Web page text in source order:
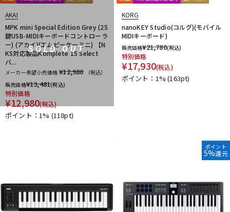
SOLD OUT
AKAI
MPK mini Special Edition Grey (25
鍵USB-MIDIキーボードコントローラ
ー) (アカイ)(エムピーケーミニ) 【N
KS対応製品Komplete 15 Select
バ...
メーカー希望小売価格 ¥12,980
（税込）
販売価格¥13,481(税込)
特別価格
¥12,980(税込)
ポイント：1% (118pt)
KORG
nanoKEY Studio(コルグ)(モバイル
MIDIキーボード)
販売価格¥21,780(税込)
特別価格
¥17,930(税込)
ポイント：1%(163pt)
ポイント
5%還元